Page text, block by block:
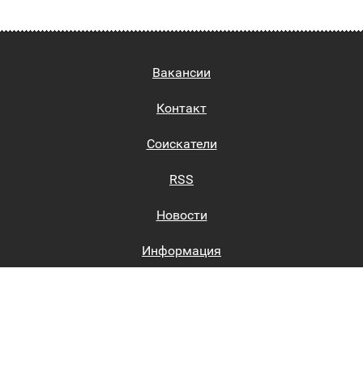
Вакансии
Контакт
Соискатели
RSS
Новости
Информация